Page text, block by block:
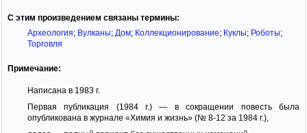
С этим произведением связаны термины:
Археология; Вулканы; Дом; Коллекционирование; Куклы; Роботы;
Торговля
Примечание:
Написана в 1983 г.
Первая публикация (1984 г.) — в сокращении повесть была
опубликована в журнале «Химия и жизнь» (№ 8-12 за 1984 г.),